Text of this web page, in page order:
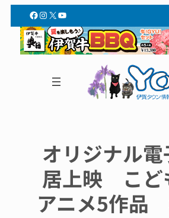
Facebook
Instagram
X YouTube
オリジナル
居上映 こど
アニメ5作品